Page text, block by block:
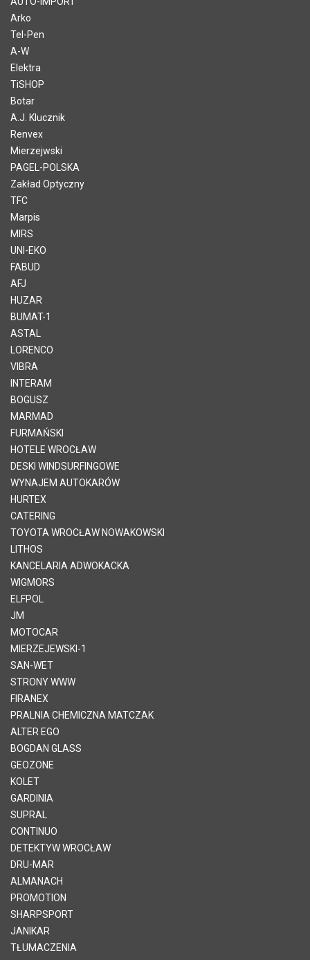
Arko
Tel-Pen
A-W
Elektra
TiSHOP
Botar
A.J. Klucznik
Renvex
Mierzejwski
PAGEL-POLSKA
Zakład Optyczny
TFC
Marpis
MIRS
UNI-EKO
FABUD
AFJ
HUZAR
BUMAT-1
ASTAL
LORENCO
VIBRA
INTERAM
BOGUSZ
MARMAD
FURMAŃSKI
HOTELE WROCŁAW
DESKI WINDSURFINGOWE
WYNAJEM AUTOKARÓW
HURTEX
CATERING
TOYOTA WROCŁAW NOWAKOWSKI
LITHOS
KANCELARIA ADWOKACKA
WIGMORS
ELFPOL
JM
MOTOCAR
MIERZEJEWSKI-1
SAN-WET
STRONY WWW
FIRANEX
PRALNIA CHEMICZNA MATCZAK
ALTER EGO
BOGDAN GLASS
GEOZONE
KOLET
GARDINIA
SUPRAL
CONTINUO
DETEKTYW WROCŁAW
DRU-MAR
ALMANACH
PROMOTION
SHARPSPORT
JANIKAR
TŁUMACZENIA